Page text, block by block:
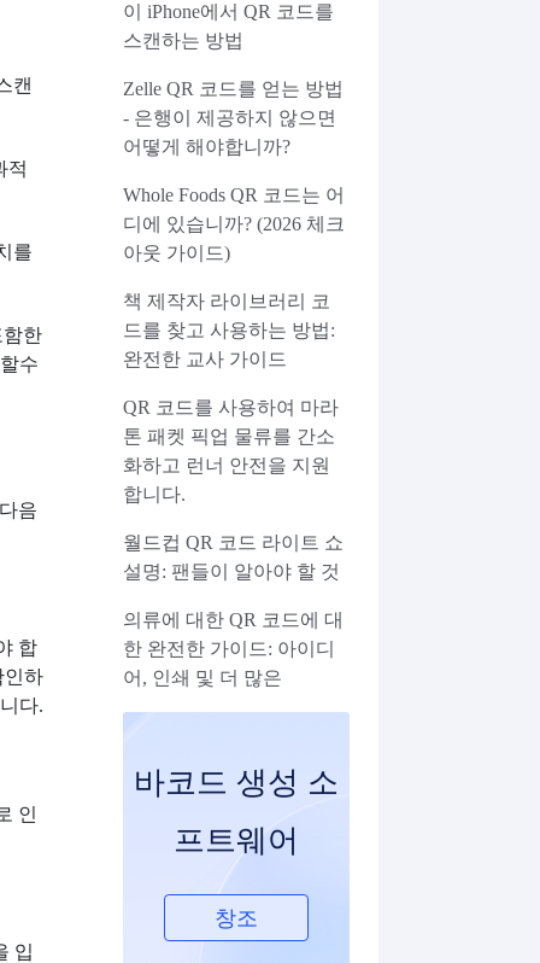
캔
적
를
함한
수
음
합
인하
다.
인
입
이 iPhone에서 QR 코드를
스캔하는 방법
Zelle QR 코드를 얻는 방법
- 은행이 제공하지 않으면
어떻게 해야합니까?
Whole Foods QR 코드는 어
디에 있습니까? (2026 체크
아웃 가이드)
책 제작자 라이브러리 코
드를 찾고 사용하는 방법:
완전한 교사 가이드
QR 코드를 사용하여 마라
톤 패켓 픽업 물류를 간소
화하고 런너 안전을 지원
합니다.
월드컵 QR 코드 라이트 쇼
설명: 팬들이 알아야 할 것
의류에 대한 QR 코드에 대
한 완전한 가이드: 아이디
어, 인쇄 및 더 많은
바코드 생성 소
프트웨어
창조